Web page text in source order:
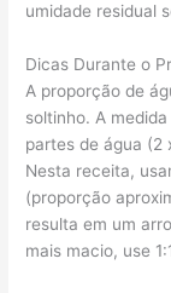
umidade residual
Dicas Durante o
A proporção de
soltinho. A
partes de água (2
Nesta receita,
(proporção
resulta em um
mais macio, use